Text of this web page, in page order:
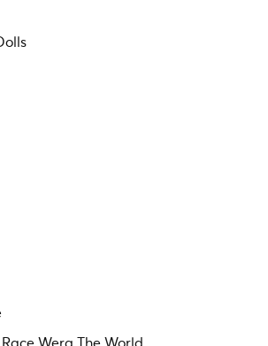
Werq The World